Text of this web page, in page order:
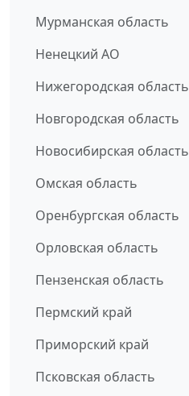
Мурманская область
Ненецкий АО
Нижегородская область
Новгородская область
Новосибирская область
Омская область
Оренбургская область
Орловская область
Пензенская область
Пермский край
Приморский край
Псковская область